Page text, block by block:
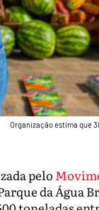
Organização estima que
pelo
da Água